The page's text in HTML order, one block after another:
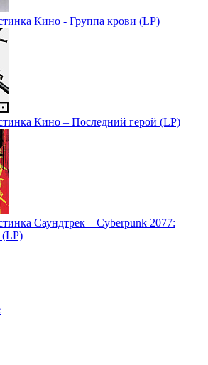
Кино - Группа крови (LP)
Кино – Последний герой (LP)
Саундтрек – Cyberpunk 2077:
(LP)